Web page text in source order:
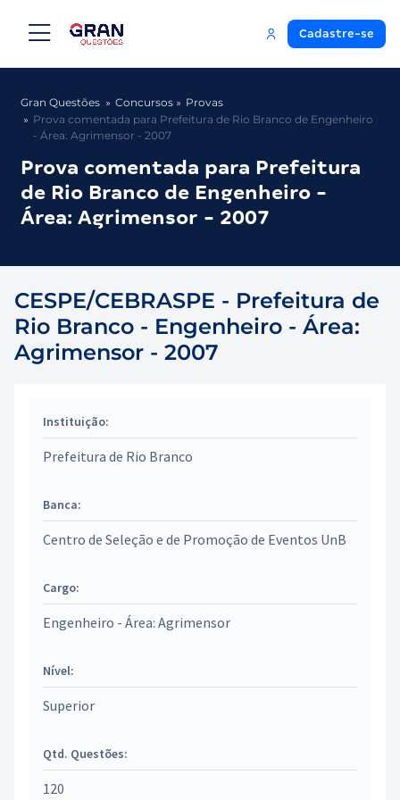
Cadastre-se
Gran Questões Concursos
Provas
Prova comentada para Prefeitura de Rio Branco de Engenheiro
- Área: Agrimensor - 2007
Prova comentada para Prefeitura
de Rio Branco de Engenheiro -
Área: Agrimensor - 2007
CESPE/CEBRASPE - Prefeitura de
Rio Branco - Engenheiro - Área:
Agrimensor - 2007
Instituição:
Prefeitura de Rio Branco
Banca:
Centro de Seleção e de Promoção de Eventos UnB
Cargo:
Engenheiro - Área: Agrimensor
Nível:
Superior
Qtd. Questões:
120